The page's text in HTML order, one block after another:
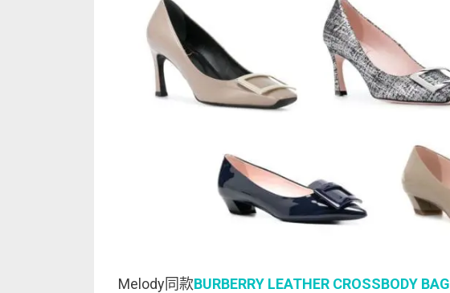
Melody同款BURBERRY LEATHER CROSSBODY BAG